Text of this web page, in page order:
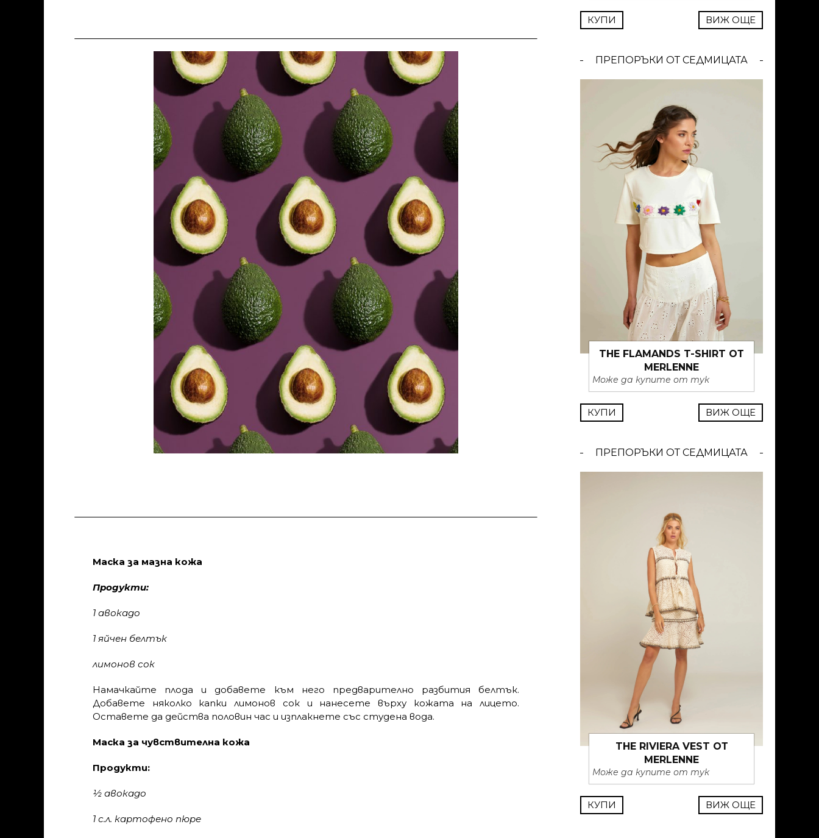
Маска за мазна кожа
Продукти:
1 авокадо
1 яйчен белтък
лимонов сок
Намачкайте плода и добавете към него предварително разбития белтък.
Добавете няколко капки лимонов сок и нанесете върху кожата на лицето.
Оставете да действа половин час и изплакнете със студена вода.
Маска за чувствителна кожа
Продукти:
½ авокадо
1 с.л. картофено пюре
КУПИ ВИЖ ОЩЕ
ПРЕПОРЪКИ ОТ СЕДМИЦАТА
THE FLAMANDS T-SHIRT ОТ
MERLENNE
Може да купите от тук
КУПИ ВИЖ ОЩЕ
ПРЕПОРЪКИ ОТ СЕДМИЦАТА
THE RIVIERA VEST ОТ
MERLENNE
Може да купите от тук
КУПИ ВИЖ ОЩЕ